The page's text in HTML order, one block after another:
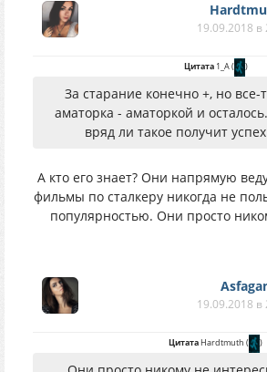
19.09.2018 в
Цитата 1_A( )
За старание конечно +, но все-
аматорка - аматоркой и
вряд ли такое получит
А кто его знает? Они напрямую
фильмы по сталкеру никогда не
популярностью. Они просто
19.09.2018 в
ЦитатаHardtmuth ( )